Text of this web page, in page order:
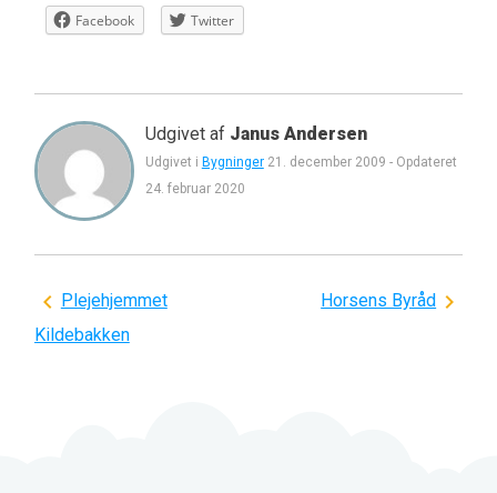
Facebook Twitter
Udgivet af Janus Andersen
Udgivet i Bygninger 21. december 2009 - Opdateret
24. februar 2020
Indlægsnavigation
Plejehjemmet
Kildebakken
Horsens Byråd